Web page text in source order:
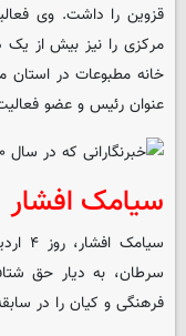
قزوین را داشت. وی
مرکزی را نیز بیش از
عنوان رئیس و عضو
سیامک افشار
سرطان، به دیار حق
فرهنگی و کیان را در